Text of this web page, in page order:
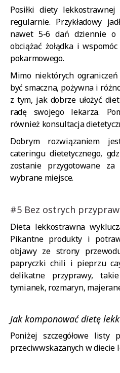
Posiłki diety
regularnie. Przykładowy
nawet 5-6 dań dziennie o
obciążać żołądka i
pokarmowego.
Mimo niektórych
być smaczna, pożywna i
z tym, jak dobrze ułożyć
radę swojego lekarza.
również konsultacja
Dobrym rozwiązaniem
cateringu dietetycznego,
zostanie przygotowane
wybrane miejsce.
#5 Bez ostrych przypraw
Dieta lekkostrawna
Pikantne produkty i
objawy ze strony
papryczki chili i pieprzu
delikatne przyprawy,
tymianek, rozmaryn,
Jak komponować dietę
Poniżej szczegółowe listy
przeciwwskazanych w diecie